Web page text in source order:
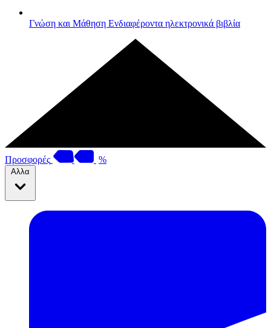
Γνώση και Μάθηση Ενδιαφέροντα ηλεκτρονικά βιβλία
Προσφορές %
Αλλα